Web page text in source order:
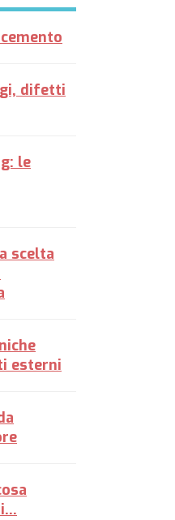
difetti
le
scelta
esterni